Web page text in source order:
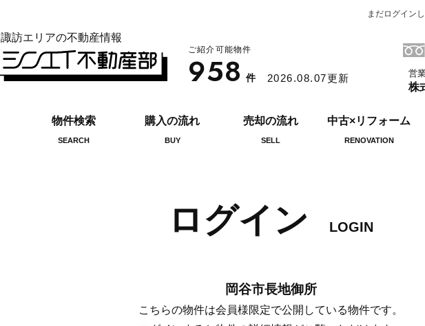
諏訪エリアの不動産情報
ご紹介可能物件
958 件 2026.08.07更新
まだログイン
営
株
物件検索
SEARCH
購入の流れ
BUY
売却の流れ
SELL
中古×リフォーム
RENOVATION
ログイン LOGIN
岡谷市長地御所
こちらの物件は会員様限定で公開している物件です。